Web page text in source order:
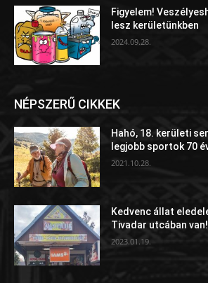
Figyelem!
lesz kerületünkben
2024.09.28.
NÉPSZERŰ CIKKEK
Hahó, 18. kerületi
legjobb sportok 70
2021.10.28.
Kedvenc állat
Tivadar utcában van!
2023.01.19.